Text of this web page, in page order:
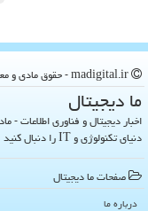
ما دیجیتال
اخبار دیجیتال و فناوری اطلاعات -
دنیای تکنولوژی و IT را دنبال کنید
صفحات ما دیجیتال
درباره ما